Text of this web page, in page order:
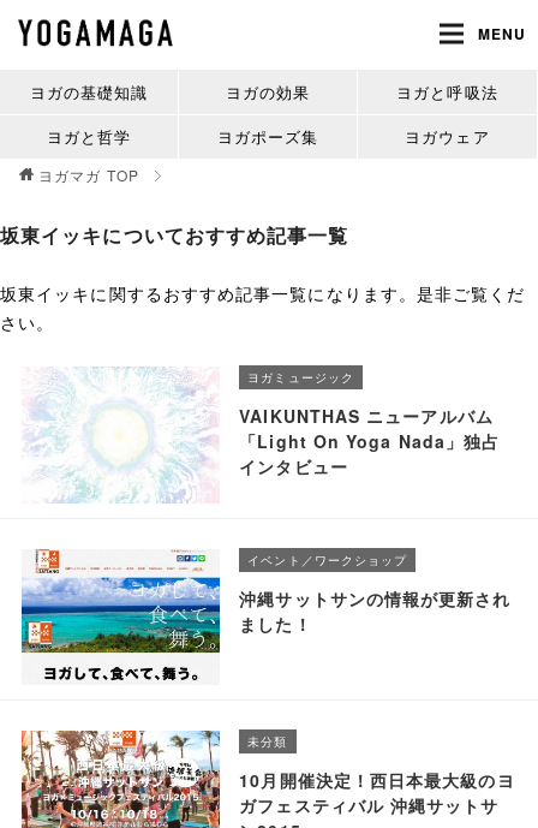
MENU
ヨガの基礎知識 ヨガの効果
ヨガと呼吸法
ヨガと哲学
ヨガポーズ集 ヨガウェア
ヨガマガ TOP
坂東イッキについておすすめ記事一覧
坂東イッキに関するおすすめ記事一覧になります。是非ご覧くだ
さい。
ヨガミュージック
VAIKUNTHAS ニューアルバム
「Light On Yoga Nada」独占
インタビュー
イベント／ワークショップ
沖縄サットサンの情報が更新され
ました！
未分類
10月開催決定！西日本最大級のヨ
ガフェスティバル 沖縄サットサ